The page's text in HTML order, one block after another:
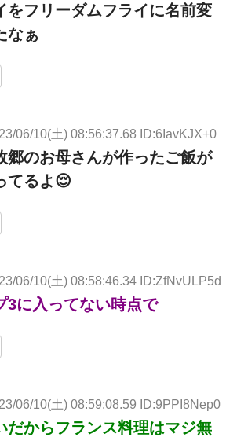
をフリーダムフライに名前変
なぁ
06/10(土) 08:56:37.68 ID:6IavKJX+0
郷のお母さんが作ったご飯が
てるよ😌
06/10(土) 08:58:46.34 ID:ZfNvULP5d
3に入ってない時点で
06/10(土) 08:59:08.59 ID:9PPI8Nep0
だからフランス料理はマジ無